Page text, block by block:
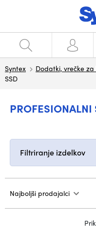
Syntex Dodatki, vrečke
SSD
PROFESIONALNI
Filtriranje izdelkov
Najboljši prodajalci